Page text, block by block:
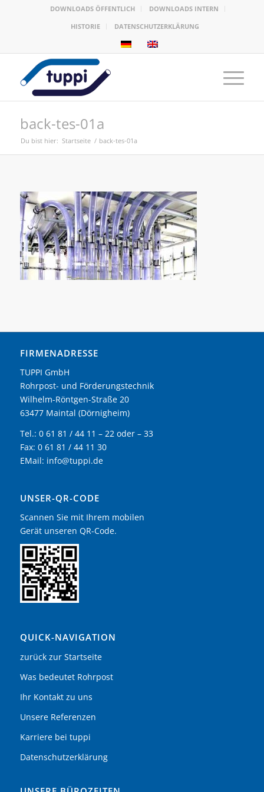
DOWNLOADS ÖFFENTLICH
DOWNLOADS INTERN
HISTORIE
DATENSCHUTZERKLÄRUNG
back-tes-01a
Du bist hier: Startseite / back-tes-01a
FIRMENADRESSE
TUPPI GmbH
Rohrpost- und Förderungstechnik
Wilhelm-Röntgen-Straße 20
63477 Maintal (Dörnigheim)
Tel.: 0 61 81 / 44 11 – 22 oder – 33
Fax: 0 61 81 / 44 11 30
EMail: info@tuppi.de
UNSER-QR-CODE
Scannen Sie mit Ihrem mobilen
Gerät unseren QR-Code.
QUICK-NAVIGATION
zurück zur Startseite
Was bedeutet Rohrpost
Ihr Kontakt zu uns
Unsere Referenzen
Karriere bei tuppi
Datenschutzerklärung